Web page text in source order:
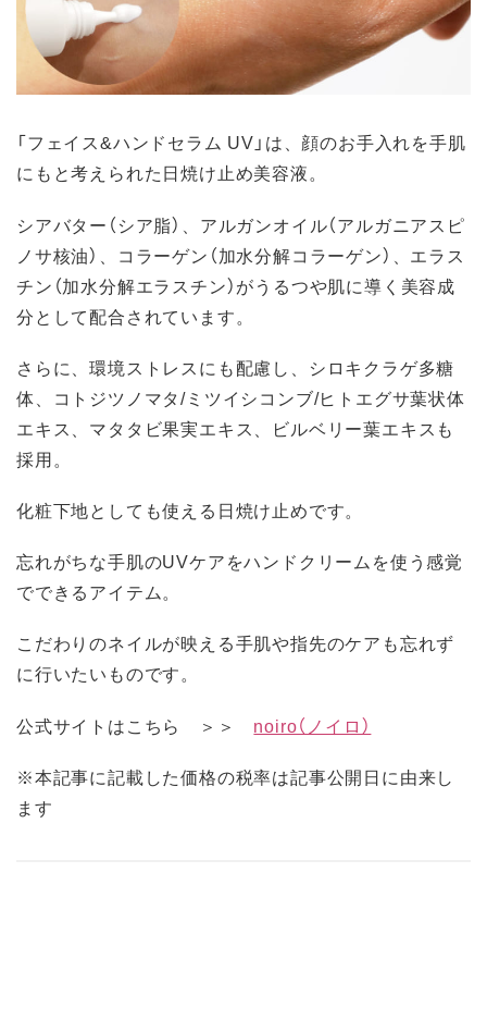
「フェイス&ハンドセラム UV」は、顔のお手入れを手肌
にもと考えられた日焼け止め美容液。
シアバター（シア脂）、アルガンオイル（アルガニアスピ
ノサ核油）、コラーゲン（加水分解コラーゲン）、エラス
チン（加水分解エラスチン）がうるつや肌に導く美容成
分として配合されています。
さらに、環境ストレスにも配慮し、シロキクラゲ多糖
体、コトジツノマタ/ミツイシコンブ/ヒトエグサ葉状体
エキス、マタタビ果実エキス、ビルベリー葉エキスも
採用。
化粧下地としても使える日焼け止めです。
忘れがちな手肌のUVケアをハンドクリームを使う感覚
でできるアイテム。
こだわりのネイルが映える手肌や指先のケアも忘れず
に行いたいものです。
公式サイトはこちら ＞＞ noiro（ノイロ）
※本記事に記載した価格の税率は記事公開日に由来し
ます